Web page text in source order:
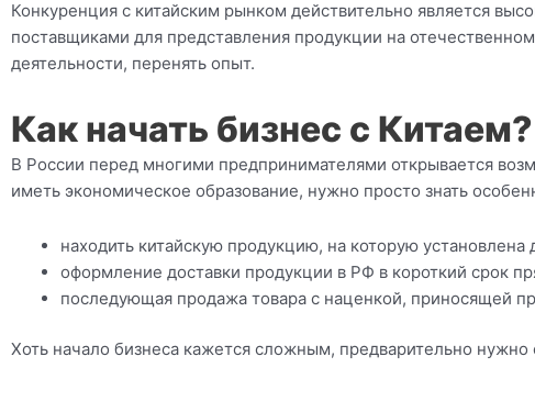
Конкуренция с китайским рынком действительно является
поставщиками для представления продукции на
деятельности, перенять опыт.
Как начать бизнес с Китаем?
В России перед многими предпринимателями открывается
иметь экономическое образование, нужно просто знать
находить китайскую продукцию, на которую
оформление доставки продукции в РФ в короткий срок
последующая продажа товара с наценкой, приносящей
Хоть начало бизнеса кажется сложным, предварительно